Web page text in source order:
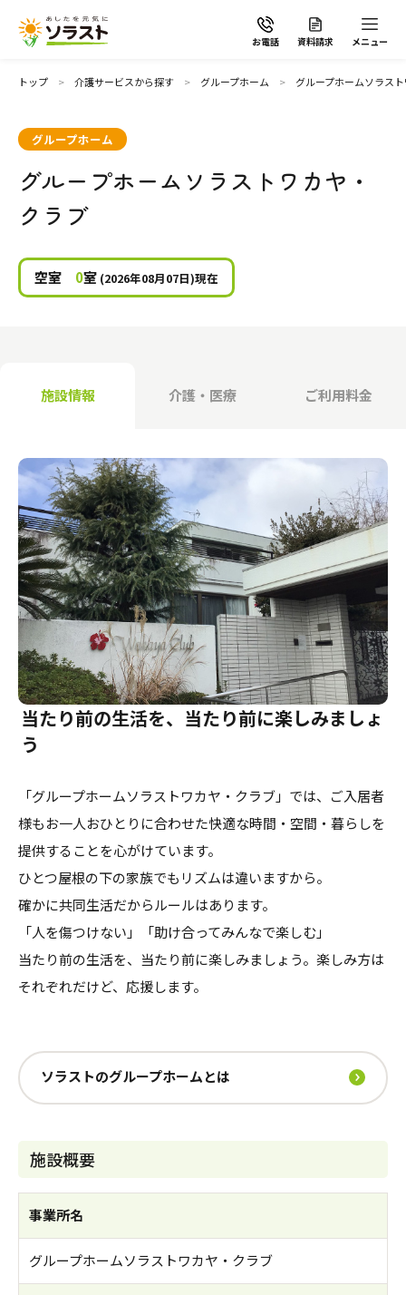
お電話 資料請求 メニュー
ソラストの想い
介護サービスから探す
自宅から通う・泊まる
自宅でサービスを受ける
サービスの相談をする
地域から探す
介護のガイド
介護保険サービスについて
介護保険サービス利用の流れ
介護お役立ちコラム「そらまめ＋」
採用情報
トップ 介護サービスから探す グループホーム グループホームソラス
グループホーム
グループホームソラストワカヤ・
クラブ
空室 0室 (2026年08月07日)現在
施設情報 介護・医療 ご利用料金
当たり前の生活を、当たり前に楽しみましょ
う
「グループホームソラストワカヤ・クラブ」では、ご入居者
様もお一人おひとりに合わせた快適な時間・空間・暮らしを
提供することを心がけています。
ひとつ屋根の下の家族でもリズムは違いますから。
確かに共同生活だからルールはあります。
「人を傷つけない」「助け合ってみんなで楽しむ」
当たり前の生活を、当たり前に楽しみましょう。楽しみ方は
それぞれだけど、応援します。
ソラストのグループホームとは
施設概要
事業所名
グループホームソラストワカヤ・クラブ